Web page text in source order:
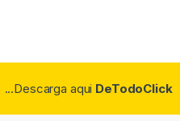
...Descarga aqui DeTodoClick